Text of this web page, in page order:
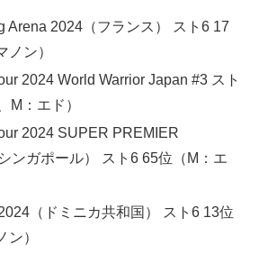
Arena 2024（フランス） スト6 17
ノン）
2024 World Warrior Japan #3 スト
M：エド）
2024 SUPER PREMIER
ンガポール） スト6 65位（M：エ
（ドミニカ共和国） スト6 13位
ン）